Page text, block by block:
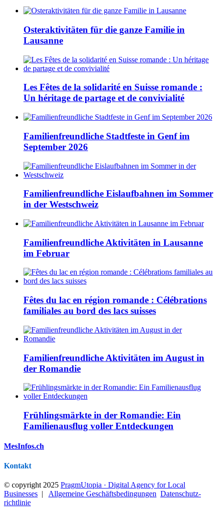
Osteraktivitäten für die ganze Familie in
Lausanne
Les Fêtes de la solidarité en Suisse romande :
Un héritage de partage et de convivialité
Familienfreundliche Stadtfeste in Genf im
September 2026
Familienfreundliche Eislaufbahnen im Sommer
in der Westschweiz
Familienfreundliche Aktivitäten in Lausanne
im Februar
Fêtes du lac en région romande : Célébrations
familiales au bord des lacs suisses
Familienfreundliche Aktivitäten im August in
der Romandie
Frühlingsmärkte in der Romandie: Ein
Familienausflug voller Entdeckungen
MesInfos.ch
Kontakt
© copyright 2025 PragmUtopia · Digital Agency for Local
Businesses | Allgemeine Geschäftsbedingungen Datenschutz­
richtlinie